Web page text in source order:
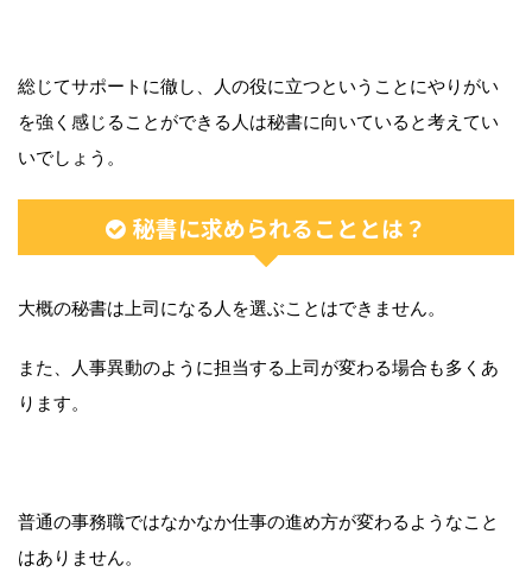
総じてサポートに徹し、人の役に立つということにやりがい
を強く感じることができる人は秘書に向いていると考えてい
いでしょう。
秘書に求められることとは？
大概の秘書は上司になる人を選ぶことはできません。
また、人事異動のように担当する上司が変わる場合も多くあ
ります。
普通の事務職ではなかなか仕事の進め方が変わるようなこと
はありません。